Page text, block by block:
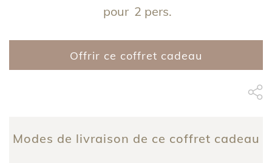
pour 2 pers.
Offrir ce coffret cadeau
Modes de livraison de ce coffret cadeau